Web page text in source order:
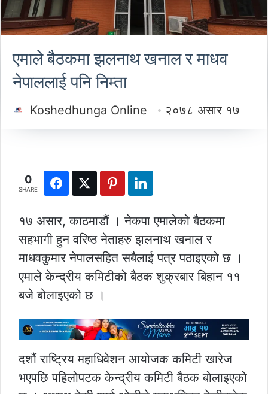
एमाले बैठकमा झलनाथ खनाल र माधव
नेपाललाई पनि निम्ता
Koshedhunga Online २०७८ असार १७
0
SHARE
१७ असार, काठमाडौं । नेकपा एमालेको बैठकमा
सहभागी हुन वरिष्ठ नेताहरु झलनाथ खनाल र
माधवकुमार नेपालसहित सबैलाई पत्र पठाइएको छ ।
एमाले केन्द्रीय कमिटीको बैठक शुक्रबार बिहान ११
बजे बोलाइएको छ ।
दशौं राष्ट्रिय महाधिवेशन आयोजक कमिटी खारेज
भएपछि पहिलोपटक केन्द्रीय कमिटी बैठक बोलाइएको